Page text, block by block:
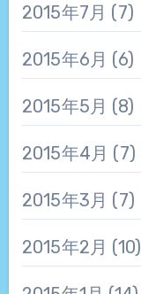
2015年7月 (7)
2015年6月 (6)
2015年5月 (8)
2015年4月 (7)
2015年3月 (7)
2015年2月 (10)